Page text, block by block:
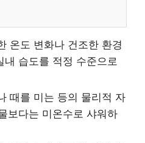
온도 변화나 건조한 환경
내 습도를 적정 수준으로
때를 미는 등의 물리적 자
보다는 미온수로 샤워하